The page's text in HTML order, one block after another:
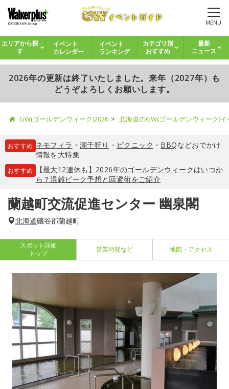
MENU
エリアから探
す
イベント
カレンダー
イベント
ランキング
カテゴリ別
おすすめ
最新
ニュース
2026年の更新は終了いたしました。来年（2027年）も
どうぞよろしくお願いします。
GW(ゴールデンウィーク)2026 北海道のGW(ゴールデンウィーク)
おすすめ ネモフィラ ・ 潮干狩り ・ ピクニック ・ BBQなどおでかけ
情報を大特集
おすすめ
【最大12連休も】2026年のゴールデンウィークはいつか
ら？混雑ピーク予想と回避術をご紹介
蘭越町交流促進センター 幽泉閣
北海道磯谷郡蘭越町
スポット詳細
トップ
営業時間など 地図・アクセス